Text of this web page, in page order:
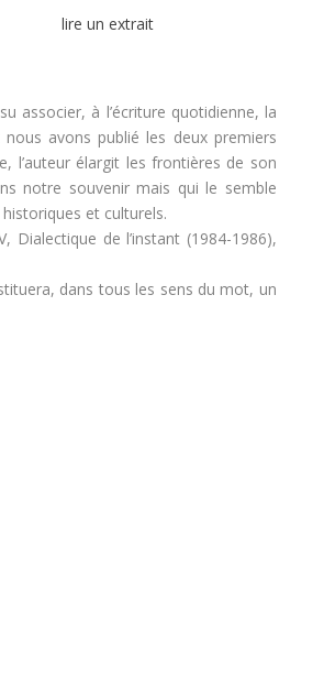
lire un extrait
associer, à l’écriture quotidienne, la
avons publié les deux premiers
l’auteur élargit les frontières de son
notre souvenir mais qui le semble
et culturels.
Dialectique de l’instant (1984-1986),
dans tous les sens du mot, un